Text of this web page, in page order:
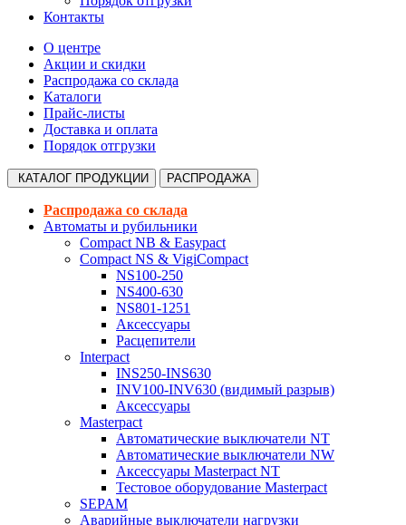
Контакты
О центре
Акции и скидки
Распродажа со склада
Каталоги
Прайс-листы
Доставка и оплата
Порядок отгрузки
КАТАЛОГ ПРОДУКЦИИ РАСПРОДАЖА
Распродажа со склада
Автоматы и рубильники
Compact NB & Easypact
Compact NS & VigiCompact
NS100-250
NS400-630
NS801-1251
Аксессуары
Расцепители
Interpact
INS250-INS630
INV100-INV630 (видимый разрыв)
Аксессуары
Masterpact
Автоматические выключатели NT
Автоматические выключатели NW
Аксессуары Masterpact NT
Тестовое оборудование Masterpact
SEPAM
Аварийные выключатели нагрузки